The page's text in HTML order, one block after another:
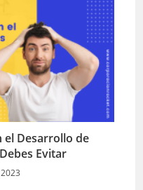
el Desarrollo de
Evitar